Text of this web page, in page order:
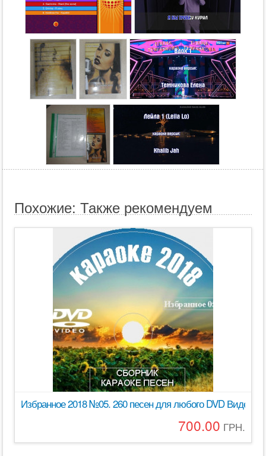
Похожие: Также рекомендуем
Избранное 2018 №05. 260 песен для любого DVD Видео
700.00 ГРН.